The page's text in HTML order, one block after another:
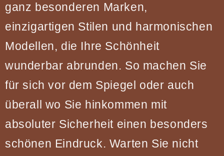
ganz besonderen Marken,
einzigartigen Stilen und harmonischen
Modellen, die Ihre Schönheit
wunderbar abrunden. So machen Sie
für sich vor dem Spiegel oder auch
überall wo Sie hinkommen mit
absoluter Sicherheit einen besonders
schönen Eindruck. Warten Sie nicht